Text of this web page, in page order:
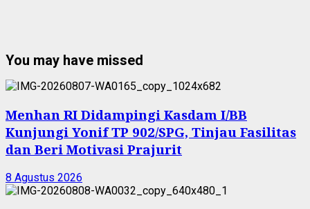
You may have missed
Menhan RI Didampingi Kasdam I/BB
Kunjungi Yonif TP 902/SPG, Tinjau Fasilitas
dan Beri Motivasi Prajurit
8 Agustus 2026